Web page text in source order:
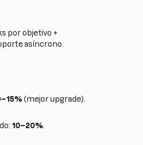
por objetivo +
asíncrono.
(mejor upgrade).
10–20%.